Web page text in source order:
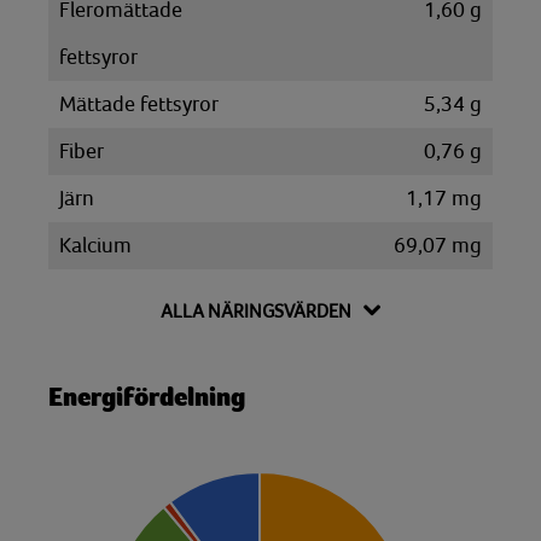
Fleromättade
fettsyror
1,60 g
Mättade fettsyror
5,34 g
Fiber
0,76 g
Järn
1,17 mg
Kalcium
69,07 mg
Kolhydrat
Monosackarider
Sackaros
ALLA NÄRINGSVÄRDEN
Energifördelning